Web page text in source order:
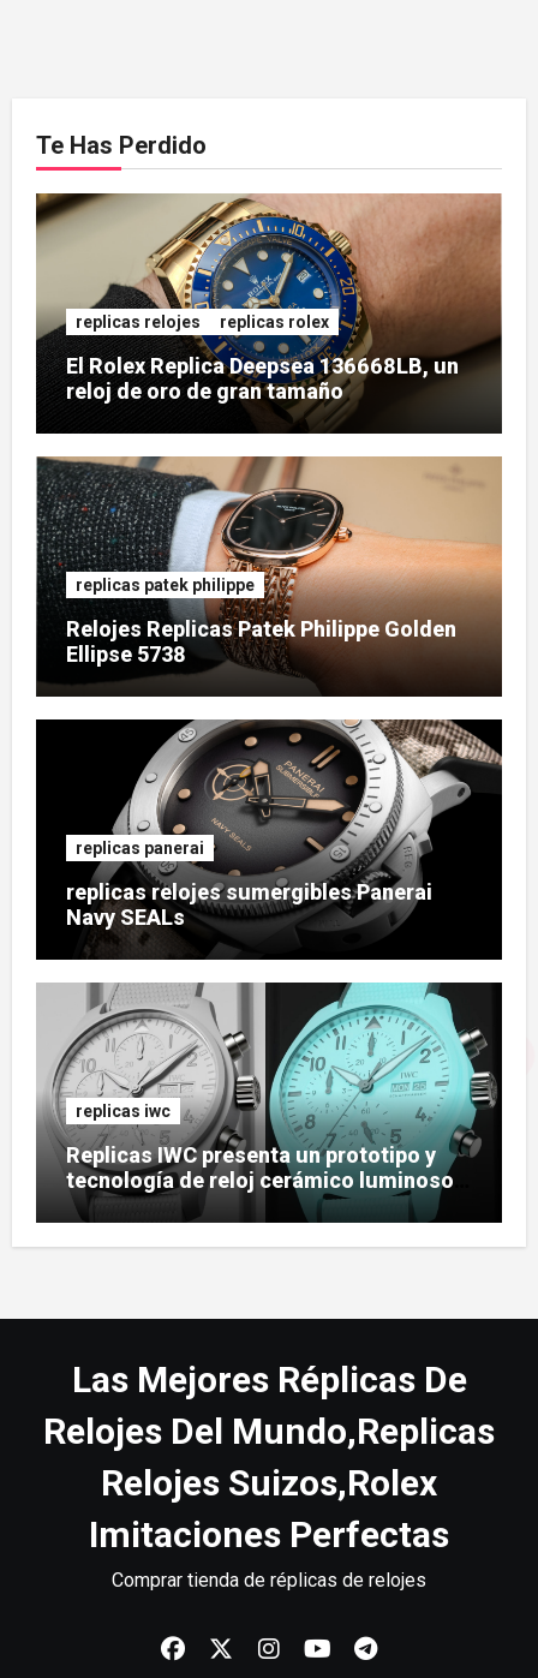
Te Has Perdido
replicas relojes replicas rolex
El Rolex Replica Deepsea 136668LB, un
reloj de oro de gran tamaño
replicas patek philippe
Relojes Replicas Patek Philippe Golden
Ellipse 5738
replicas panerai
replicas relojes sumergibles Panerai
Navy SEALs
replicas iwc
Replicas IWC presenta un prototipo y
tecnología de reloj cerámico luminoso
Ceralume
Las Mejores Réplicas De
Relojes Del Mundo,Replicas
Relojes Suizos,Rolex
Imitaciones Perfectas
Comprar tienda de réplicas de relojes